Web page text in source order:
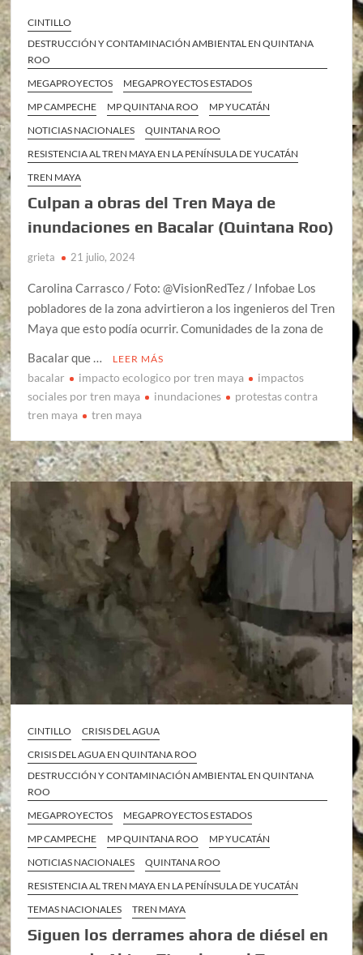
CINTILLO
DESTRUCCIÓN Y CONTAMINACIÓN AMBIENTAL EN QUINTANA
ROO
MEGAPROYECTOS
MEGAPROYECTOS ESTADOS
MP CAMPECHE
MP QUINTANA ROO
MP YUCATÁN
NOTICIAS NACIONALES
QUINTANA ROO
RESISTENCIA AL TREN MAYA EN LA PENÍNSULA DE YUCATÁN
TREN MAYA
Culpan a obras del Tren Maya de
inundaciones en Bacalar (Quintana Roo)
grieta 21 julio, 2024
Carolina Carrasco / Foto: @VisionRedTez / Infobae Los
pobladores de la zona advirtieron a los ingenieros del Tren
Maya que esto podía ocurrir. Comunidades de la zona de
Bacalar que …
LEER MÁS
bacalar impacto ecologico por tren maya
impactos
sociales por tren maya
inundaciones
protestas contra
tren maya
tren maya
CINTILLO
CRISIS DEL AGUA
CRISIS DEL AGUA EN QUINTANA ROO
DESTRUCCIÓN Y CONTAMINACIÓN AMBIENTAL EN QUINTANA
ROO
MEGAPROYECTOS
MEGAPROYECTOS ESTADOS
MP CAMPECHE
MP QUINTANA ROO
MP YUCATÁN
NOTICIAS NACIONALES
QUINTANA ROO
RESISTENCIA AL TREN MAYA EN LA PENÍNSULA DE YUCATÁN
TEMAS NACIONALES
TREN MAYA
Siguen los derrames ahora de diésel en